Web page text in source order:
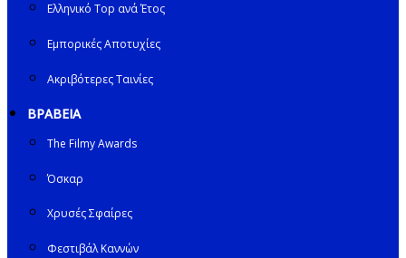
Ελληνικό Top ανά Έτος
Εμπορικές Αποτυχίες
Ακριβότερες Ταινίες
ΒΡΑΒΕΙΑ
The Filmy Awards
Όσκαρ
Χρυσές Σφαίρες
Φεστιβάλ Καννών